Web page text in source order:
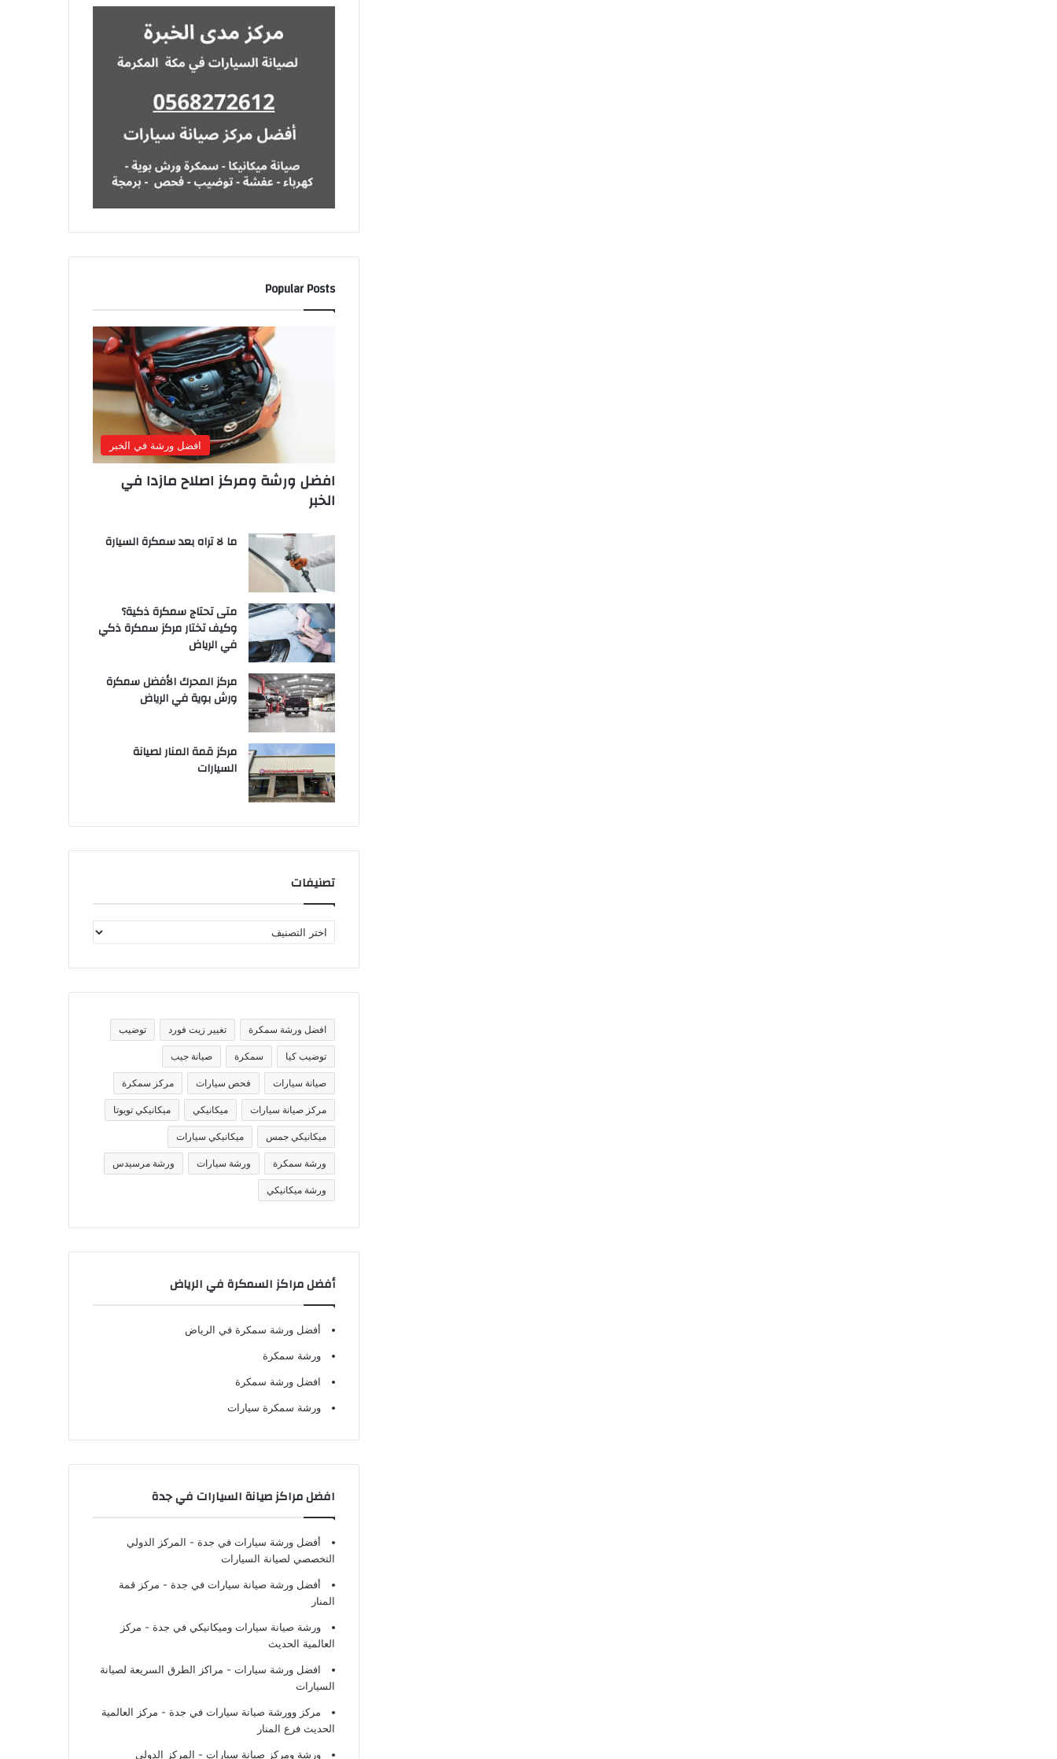
Popular Posts
افضل ورشة في الخبر
افضل ورشة ومركز اصلاح مازدا في
الخبر
ما لا تراه بعد سمكرة السيارة
متى تحتاج سمكرة ذكية؟
وكيف تختار مركز سمكرة ذكي
في الرياض
مركز المحرك الأفضل سمكرة
ورش بوية في الرياض
مركز قمة المنار لصيانة
السيارات
تصنيفات
ص
ف
تافضل ورشة سمكرة تغيير زيت فورد توضيب
توضيب كيا سمكرة صيانة جيب
صيانة سيارات فحص سيارات مركز سمكرة
مركز صيانة سيارات ميكانيكي ميكانيكي تويوتا
ميكانيكي جمس ميكانيكي سيارات
ورشة سمكرة ورشة سيارات ورشة مرسيدس
ورشة ميكانيكي
أفضل مراكز السمكرة في الرياض
أفضل ورشة سمكرة في الرياض
ورشة سمكرة
افضل ورشة سمكرة
ورشة سمكرة سيارات
افضل مراكز صيانة السيارات في جدة
أفضل ورشة سيارات في جدة - المركز الدولي
التخصصي لصيانة السيارات
أفضل ورشة صيانة سيارات في جدة - مركز قمة
المنار
ورشة صيانة سيارات وميكانيكي في جدة - مركز
العالمية الحديث
افضل ورشة سيارات - مراكز الطرق السريعة لصيانة
السيارات
مركز وورشة صيانة سيارات في جدة - مركز العالمية
الحديث فرع المنار
ورشة ومركز صيانة سيارات - المركز الدولي